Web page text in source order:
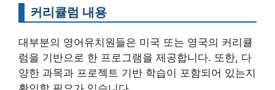
커리큘럼 내용
대부분의 영어유치원들은 미국 또는 영국의 커리큘
럼을 기반으로 한 프로그램을 제공합니다. 또한, 다
양한 과목과 프로젝트 기반 학습이 포함되어 있는지